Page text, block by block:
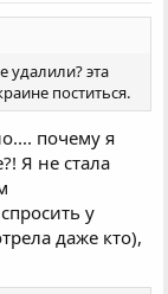
удалили? эта
поститься.
почему я
Я не стала
у
даже кто),